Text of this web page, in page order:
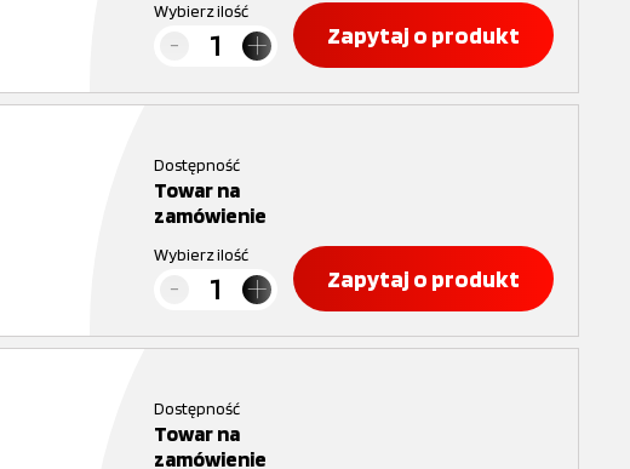
Wybierz ilość
Zapytaj o produkt
Dostępność
Towar na
zamówienie
Wybierz ilość
Zapytaj o produkt
Dostępność
Towar na
zamówienie